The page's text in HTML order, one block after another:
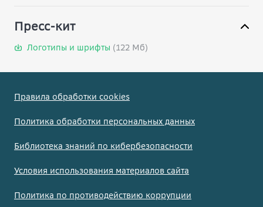
Пресс-кит
Логотипы и шрифты (122 Мб)
Правила обработки cookies
Политика обработки персональных данных
Библиотека знаний по кибербезопасности
Условия использования материалов сайта
Политика по противодействию коррупции